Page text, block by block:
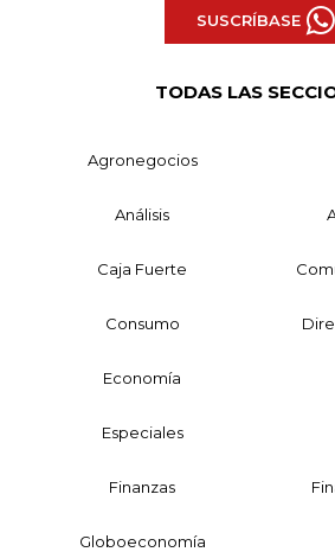
SUSCRÍBASE
TODAS LAS
Agronegocios
Análisis
Caja Fuerte
Consumo
Economía
Especiales
Finanzas
Globoeconomía